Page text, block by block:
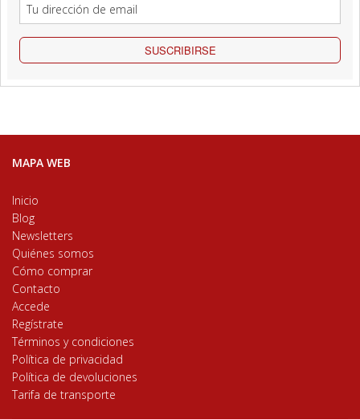
SUSCRIBIRSE
MAPA WEB
Inicio
Blog
Newsletters
Quiénes somos
Cómo comprar
Contacto
Accede
Regístrate
Términos y condiciones
Política de privacidad
Política de devoluciones
Tarifa de transporte